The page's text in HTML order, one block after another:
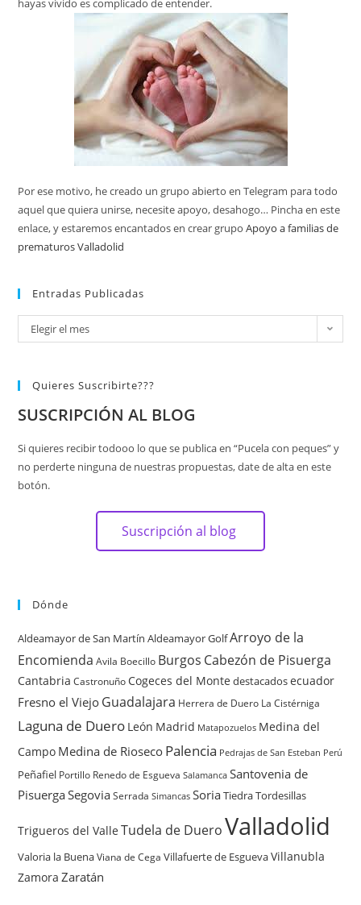
hayas vivido es complicado de entender.
Por ese motivo, he creado un grupo abierto en Telegram para todo
aquel que quiera unirse, necesite apoyo, desahogo… Pincha en este
enlace, y estaremos encantados en crear grupoApoyo a familias de
prematuros Valladolid
Entradas Publicadas
Elegir el mes
Quieres Suscribirte???
SUSCRIPCIÓN AL BLOG
Si quieres recibir todooo lo que se publica en “Pucela con peques” y
no perderte ninguna de nuestras propuestas, date de alta en este
botón.
Suscripción al blog
Dónde
Aldeamayor de San Martín Aldeamayor GolfArroyo de la
Encomienda Avila Boecillo Burgos Cabezón de Pisuerga
Cantabria Castronuño Cogeces del Monte destacadosecuador
Fresno el Viejo Guadalajara Herrera de Duero La Cistérniga
Laguna de Duero León Madrid Matapozuelos Medina del
Campo Medina de Rioseco Palencia Pedrajas de San Esteban Perú
Peñafiel Portillo Renedo de Esgueva Salamanca Santovenia de
PisuergaSegovia Serrada Simancas SoriaTiedraTordesillas
Trigueros del Valle Tudela de Duero Valladolid
Valoria la Buena Viana de Cega Villafuerte de EsguevaVillanubla
Zamora Zaratán